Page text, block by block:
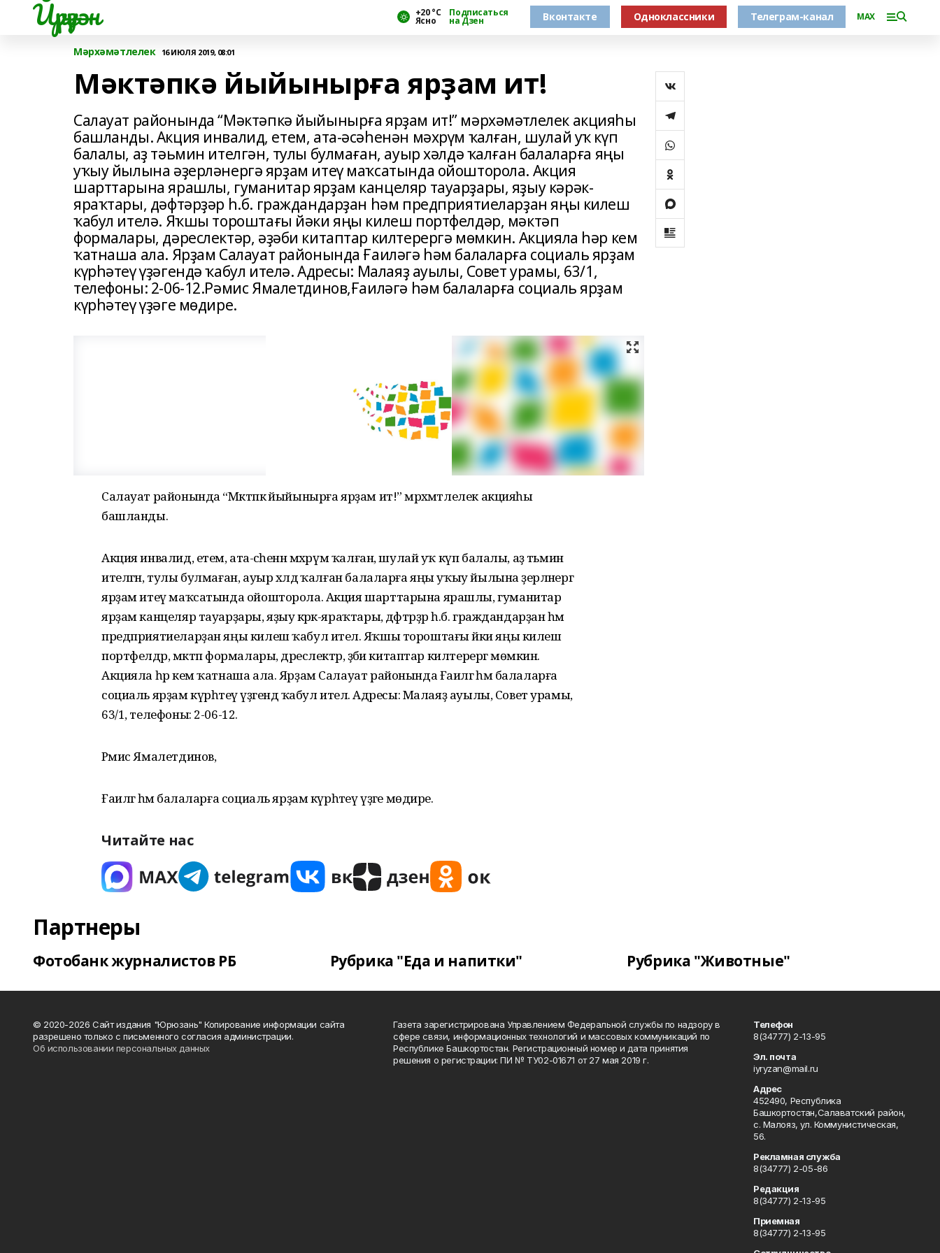
Йүрүҙән +20 °С
Ясно
Подписаться
на Дзен Вконтакте Одноклассники Телеграм-канал MAX
Мәрхәмәтлелек 16 ИЮЛЯ 2019, 08:01
Мәктәпкә йыйынырға ярҙам ит!
Салауат районында “Мәктәпкә йыйынырға ярҙам ит!” мәрхәмәтлелек акцияһы
башланды. Акция инвалид, етем, ата-әсәһенән мәхрүм ҡалған, шулай уҡ күп
балалы, аҙ тәьмин ителгән, тулы булмаған, ауыр хәлдә ҡалған балаларға яңы
уҡыу йылына әҙерләнергә ярҙам итеү маҡсатында ойошторола. Акция
шарттарына ярашлы, гуманитар ярҙам канцеляр тауарҙары, яҙыу кәрәк-
яраҡтары, дәфтәрҙәр һ.б. граж­дандарҙан һәм предприятиеларҙан яңы килеш
ҡабул ителә. Яҡшы тороштағы йәки яңы килеш портфелдәр, мәктәп
формалары, дәреслектәр, әҙәби китаптар килтерергә мөмкин. Акцияла һәр кем
ҡатнаша ала. Ярҙам Салауат районында Ғаиләгә һәм балаларға социаль ярҙам
күрһәтеү үҙәгендә ҡабул ителә. Адресы: Малаяҙ ауылы, Совет урамы, 63/1,
телефоны: 2-06-12.Рәмис Ямалетдинов,Ғаиләгә һәм балаларға социаль ярҙам
күрһәтеү үҙәге мөдире.
Салауат районында “Мәктәпкә йыйынырға ярҙам ит!” мәрхәмәтлелек акцияһы
башланды.
Акция инвалид, етем, ата-әсәһенән мәхрүм ҡалған, шулай уҡ күп балалы, аҙ тәьмин
ителгән, тулы булмаған, ауыр хәлдә ҡалған балаларға яңы уҡыу йылына әҙерләнергә
ярҙам итеү маҡсатында ойошторола. Акция шарттарына ярашлы, гуманитар
ярҙам канцеляр тауарҙары, яҙыу кәрәк-яраҡтары, дәфтәрҙәр һ.б. граж­дандарҙан һәм
предприятиеларҙан яңы килеш ҡабул ителә. Яҡшы тороштағы йәки яңы килеш
портфелдәр, мәктәп формалары, дәреслектәр, әҙәби китаптар килтерергә мөмкин.
Акцияла һәр кем ҡатнаша ала. Ярҙам Салауат районында Ғаиләгә һәм балаларға
социаль ярҙам күрһәтеү үҙәгендә ҡабул ителә. Адресы: Малаяҙ ауылы, Совет урамы,
63/1, телефоны: 2-06-12.
Рәмис Ямалетдинов,
Ғаиләгә һәм балаларға социаль ярҙам күрһәтеү үҙәге мөдире.
Читайте нас
Партнеры
Фотобанк журналистов РБ Рубрика "Еда и напитки" Рубрика "Животные"
© 2020-2026 Сайт издания "Юрюзань" Копирование информации сайта
разрешено только с письменного согласия администрации.
Об использовании персональных данных
Газета зарегистрирована Управлением Федеральной службы по надзору в
сфере связи, информационных технологий и массовых коммуникаций по
Республике Башкортостан. Регистрационный номер и дата принятия
решения о регистрации: ПИ № ТУ02-01671 от 27 мая 2019 г.
Телефон
8(34777) 2-13-95
Эл. почта
iyryzan@mail.ru
Адрес
452490, Республика
Башкортостан,Салаватский район,
с. Малояз, ул. Коммунистическая,
56.
Рекламная служба
8(34777) 2-05-86
Редакция
8(34777) 2-13-95
Приемная
8(34777) 2-13-95